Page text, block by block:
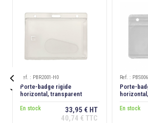

Ref. : PBR2001-H0
Porte-badge rigide
horizontal, transparent
dos
En stock
33,95 € HT
40,74 € TTC
Ref. :
Porte-
En stock